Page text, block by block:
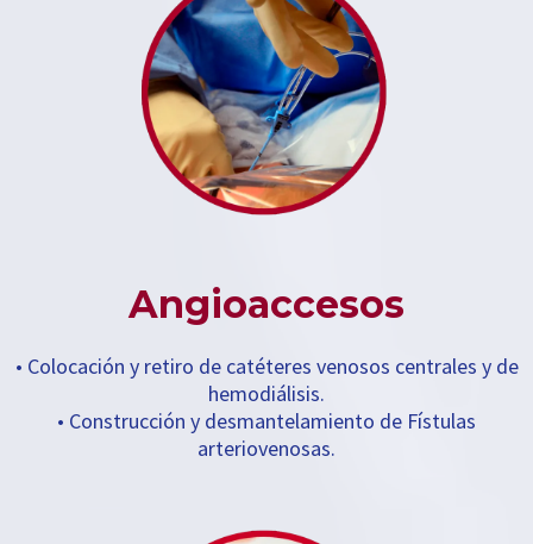
Angioaccesos
• Colocación y retiro de catéteres venosos centrales y de
hemodiálisis.
• Construcción y desmantelamiento de Fístulas
arteriovenosas.